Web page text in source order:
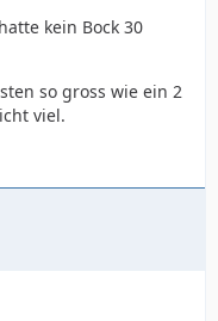
kein Bock 30
so gross wie ein 2
viel.